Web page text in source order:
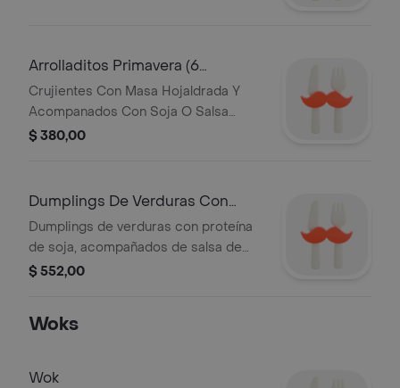
Arrolladitos Primavera (6
Unidades)
Crujientes Con Masa Hojaldrada Y
Acompanados Con Soja O Salsa
Agridulce.
$ 380,00
Dumplings De Verduras Con
Proteina De Soja (5 Unidades)
Dumplings de verduras con proteína
de soja, acompañados de salsa de
soja para un sabor auténtico.
$ 552,00
Woks
Wok